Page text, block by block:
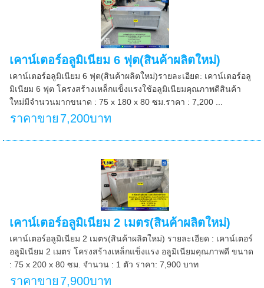
เคาน์เตอร์อลูมิเนียม 6 ฟุต(สินค้าผลิตใหม่)
เคาน์เตอร์อลูมิเนียม 6 ฟุต(สินค้าผลิตใหม่)รายละเอียด: เคาน์เตอร์อลู
มิเนียม 6 ฟุต โครงสร้างเหล็กแข็งแรงใช้อลูมิเนียมคุณภาพดีสินค้า
ใหม่มีจำนวนมากขนาด : 75 x 180 x 80 ซม.ราคา : 7,200 ...
ราคาขาย 7,200บาท
เคาน์เตอร์อลูมิเนียม 2 เมตร(สินค้าผลิตใหม่)
เคาน์เตอร์อลูมิเนียม 2 เมตร(สินค้าผลิตใหม่) รายละเอียด : เคาน์เตอร์
อลูมิเนียม 2 เมตร โครงสร้างเหล็กแข็งแรง อลูมิเนียมคุณภาพดี ขนาด
: 75 x 200 x 80 ซม. จำนวน : 1 ตัว ราคา: 7,900 บาท
ราคาขาย 7,900บาท